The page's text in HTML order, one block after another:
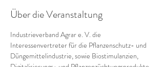
Über die Veranstaltung
Industrieverband Agrar e. V. die
Interessenvertreter für die Pflanzenschutz- und
Düngemittelindustrie, sowie Biostimulanzien,